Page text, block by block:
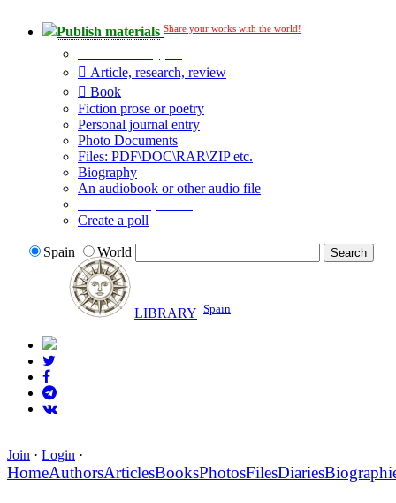
Publish materials Share your works with the world!
Article, research, review
Book
Fiction prose or poetry
Personal journal entry
Photo Documents
Files: PDF\DOC\RAR\ZIP etc.
Biography
An audiobook or other audio file
Create a poll
Spain World
LIBRARY Spain
Join · Login ·
HomeAuthorsArticlesBooksPhotosFilesDiaries